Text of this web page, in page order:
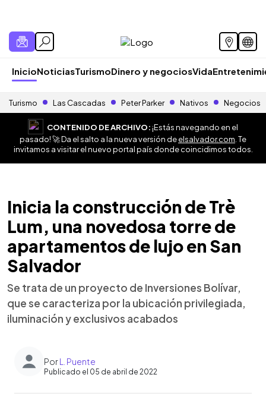
InicioNoticiasTurismoDinero y negociosVida
Turismo Las Cascadas Peter Parker Nativos Negocios
CONTENIDO DE ARCHIVO:¡Estás navegando en el
pasado! 🚀 Da el salto a la nueva versión deelsalvador.com . Te
invitamos a visitar el nuevo portal país donde coincidimos todos.
Inicia la construcción de Trè
Lum, una novedosa torre de
apartamentos de lujo en San
Salvador
Se trata de un proyecto de Inversiones Bolívar,
que se caracteriza por la ubicación privilegiada,
iluminación y exclusivos acabados
PorL. Puente
Publicado el 05 de abril de 2022